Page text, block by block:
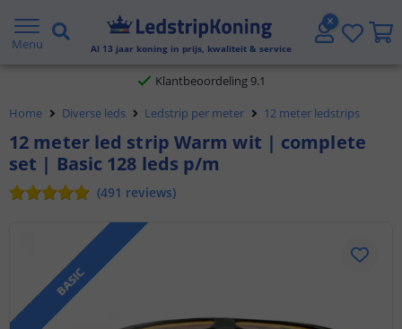
Menu Al 13 jaar koning in prijs, kwaliteit & service
Gratis verzending vanaf € 20,- NL en BE
Klantbeoordeling 9.1
Voor 23:45 uur besteld,morgen in huis
Home Diverse leds Ledstrip per meter 12 meter ledstrips
12 meter led strip Warm wit | complete
set | Basic 128 leds p/m
(491 reviews)
BASIC